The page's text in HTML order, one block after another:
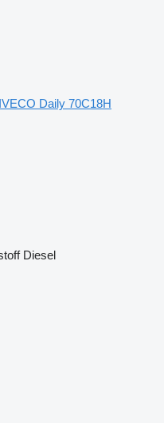
Daily 70C18H
Diesel